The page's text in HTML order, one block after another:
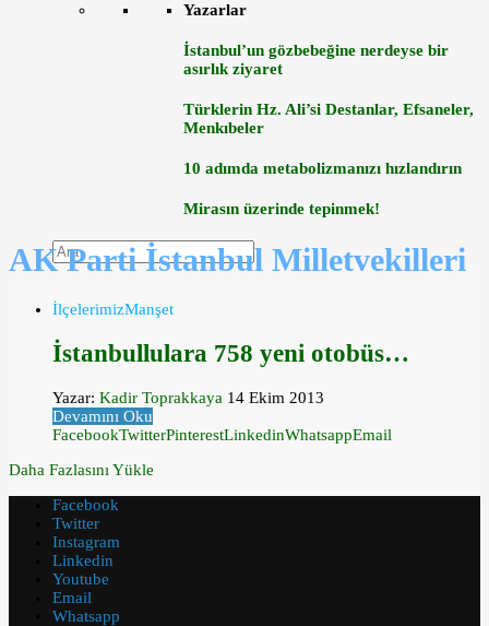
Yazarlar
İstanbul’un gözbebeğine nerdeyse bir
asırlık ziyaret
Türklerin Hz. Ali’si Destanlar, Efsaneler,
Menkıbeler
10 adımda metabolizmanızı hızlandırın
Mirasın üzerinde tepinmek!
AK Parti İstanbul Milletvekilleri
İlçelerimizManşet
İstanbullulara 758 yeni otobüs…
Yazar: Kadir Toprakkaya 14 Ekim 2013
Devamını Oku
FacebookTwitterPinterestLinkedinWhatsappEmail
Daha Fazlasını Yükle
Facebook
Twitter
Instagram
Linkedin
Youtube
Email
Whatsapp